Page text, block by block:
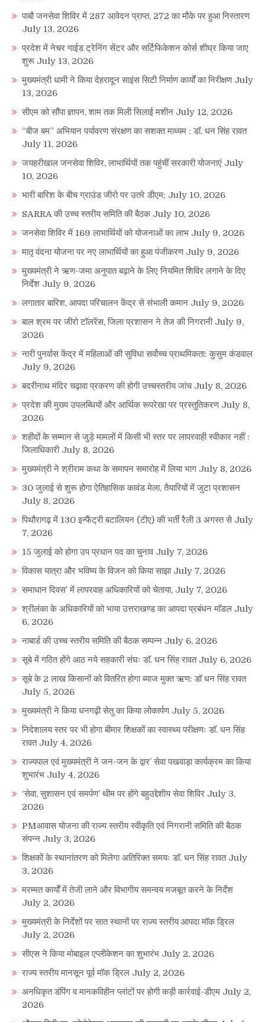
पाबौ जनसेवा शिविर में 287 आवेदन प्राप्त, 272 का मौके पर हुआ निस्तारण
July 13, 2026
प्रदेश में नेचर गाईड ट्रेनिंग सेंटर और सर्टिफिकेशन कोर्स शीघ्र किया जाए
शुरू July 13, 2026
मुख्यमंत्री धामी ने किया देहरादून साइंस सिटी निर्माण कार्यों का निरीक्षण July
13, 2026
सीएम को सौंपा ज्ञापन, शाम तक मिली सिलाई मशीन July 12, 2026
“बीज बम” अभियान पर्यावरण संरक्षण का सशक्त माध्यम : डॉ. धन सिंह रावत
July 11, 2026
जयहरीखाल जनसेवा शिविर, लाभार्थियों तक पहुंचीं सरकारी योजनाएं July
10, 2026
भारी बारिश के बीच ग्राउंड जीरो पर उतरे डीएम; July 10, 2026
SARRA की उच्च स्तरीय समिति की बैठक July 10, 2026
जनसेवा शिविर में 169 लाभार्थियों को योजनाओं का लाभ July 9, 2026
मातृ वंदना योजना पर नए लाभार्थियों का हुआ पंजीकरण July 9, 2026
मुख्यमंत्री ने ऋण-जमा अनुपात बढ़ाने के लिए नियमित शिविर लगाने के दिए
निर्देश July 9, 2026
लगातार बारिश, आपदा परिचालन केंद्र से संभाली कमान July 9, 2026
बाल श्रम पर जीरो टॉलरेंस, जिला प्रशासन ने तेज की निगरानी July 9,
2026
नारी पुनर्वास केंद्र में महिलाओं की सुविधा सर्वोच्च प्राथमिकता: कुसुम कंडवाल
July 9, 2026
बदरीनाथ मंदिर चढ़ावा प्रकरण की होगी उच्चस्तरीय जांच July 8, 2026
प्रदेश की मुख्य उपलब्धियों और आर्थिक रूपरेखा पर प्रस्तुतिकरण July 8,
2026
शहीदों के सम्मान से जुड़े मामलों में किसी भी स्तर पर लापरवाही स्वीकार नहीं :
जिलाधिकारी July 8, 2026
मुख्यमंत्री ने श्रीराम कथा के समापन समारोह में लिया भाग July 8, 2026
30 जुलाई से शुरू होगा ऐतिहासिक कावंड मेला, तैयारियों में जुटा प्रशासन
July 8, 2026
पिथौरागढ़ में 130 इन्फैंट्री बटालियन (टीए) की भर्ती रैली 3 अगस्त से July
7, 2026
15 जुलाई को होगा उप प्रधान पद का चुनाव July 7, 2026
विकास यात्रा और भविष्य के विजन को किया साझा July 7, 2026
समाधान दिवस’ में लापरवाह अधिकारियों को चेताया, July 7, 2026
श्रीलंका के अधिकारियों को भाया उत्तराखण्ड का आपदा प्रबंधन माॅडल July
6, 2026
नाबार्ड की उच्च स्तरीय समिति की बैठक सम्पन्न July 6, 2026
सूबे में गठित होंगे आठ नये सहकारी संघः डाॅ. धन सिंह रावत July 6, 2026
सूबे के 2 लाख किसानों को वितरित होगा ब्याज मुक्त ऋण: डॉ धन सिंह रावत
July 5, 2026
मुख्यमंत्री ने किया धनगढ़ी सेतु का किया लोकार्पण July 5, 2026
निदेशालय स्तर पर भी होगा बीमार शिक्षकों का स्वास्थ्य परीक्षणः डाॅ. धन सिंह
रावत July 4, 2026
राज्यपाल एवं मुख्यमंत्री ने जन-जन के द्वार’ सेवा पखवाड़ा कार्यक्रम का किया
शुभारंभ July 4, 2026
‘सेवा, सुशासन एवं समर्पण’ थीम पर होंगे बहुउद्देशीय सेवा शिविर July 3,
2026
PMआवास योजना की राज्य स्तरीय स्वीकृति एवं निगरानी समिति की बैठक
संपन्न July 3, 2026
शिक्षकों के स्थानांतरण को मिलेगा अतिरिक्त समयः डाॅ. धन सिंह रावत July
3, 2026
मरम्मत कार्यों में तेजी लाने और विभागीय समन्वय मजबूत करने के निर्देश
July 2, 2026
मुख्यमंत्री के निर्देशों पर सात स्थानों पर राज्य स्तरीय आपदा मॉक ड्रिल
July 2, 2026
सीएस ने किया मोबाइल एप्लीकेशन का शुभारंभ July 2, 2026
राज्य स्तरीय मानसून पूर्व मॉक ड्रिल July 2, 2026
अनधिकृत डंपिंग व मानकविहीन प्लांटों पर होगी कड़ी कार्रवाई-डीएम July 2,
2026